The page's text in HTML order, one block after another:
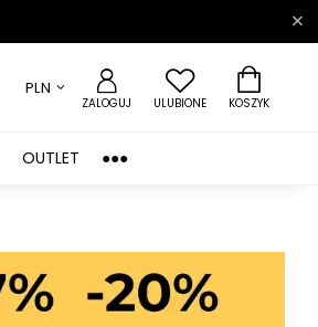
PLN
ZALOGUJ ULUBIONE KOSZYK
OUTLET ●●●